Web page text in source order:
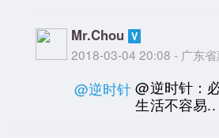
Mr.Chou
2018-03-04 20:08 - 广东
@逆时针 @逆时针：
生活不容易..